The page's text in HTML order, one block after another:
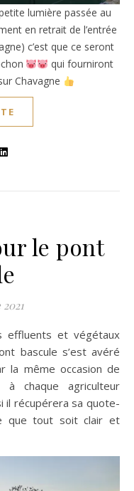
lumière passée au
en retrait de l’entrée
c’est que ce seront
qui fourniront
Chavagne
le pont
bascule s’est avéré
la même occasion de
chaque agriculteur
il récupérera sa quote-
que tout soit clair et